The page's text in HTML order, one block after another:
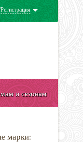
и сезонам
марки: